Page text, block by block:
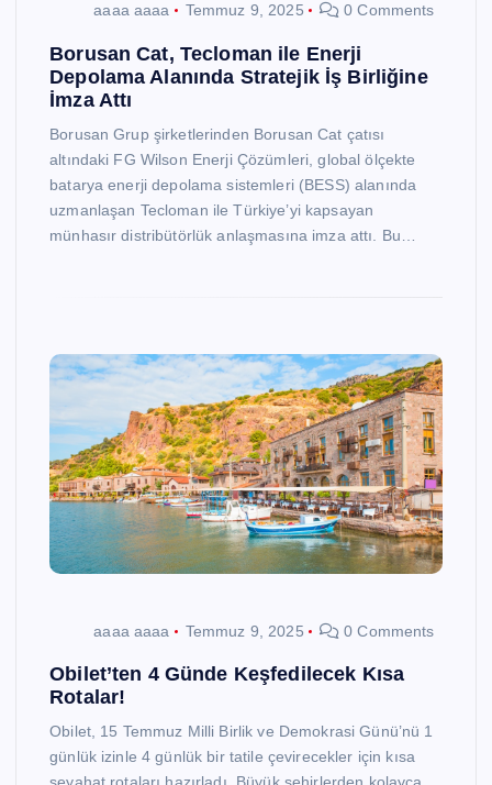
aaaa aaaa Temmuz 9, 2025 0 Comments
Borusan Cat, Tecloman ile Enerji
Depolama Alanında Stratejik İş Birliğine
İmza Attı
Borusan Grup şirketlerinden Borusan Cat çatısı
altındaki FG Wilson Enerji Çözümleri, global ölçekte
batarya enerji depolama sistemleri (BESS) alanında
uzmanlaşan Tecloman ile Türkiye’yi kapsayan
münhasır distribütörlük anlaşmasına imza attı. Bu…
aaaa aaaa Temmuz 9, 2025 0 Comments
Obilet’ten 4 Günde Keşfedilecek Kısa
Rotalar!
Obilet, 15 Temmuz Milli Birlik ve Demokrasi Günü’nü 1
günlük izinle 4 günlük bir tatile çevirecekler için kısa